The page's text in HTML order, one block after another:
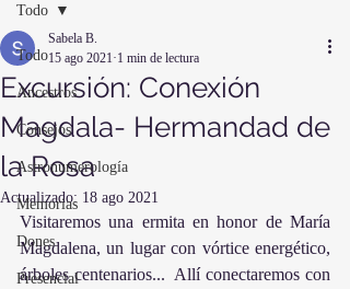
Todo
Ancestros
Consejos
Astronumerología
Memorias
Dones
Presencial
Todo
Excursión: Conexión
Magdala- Hermandad de
la Rosa
Sabela B.
15 ago 2021 1 min de lectura
Actualizado: 18 ago 2021
Visitaremos una ermita en honor de María
Magdalena, un lugar con vórtice energético,
árboles centenarios...  Allí conectaremos con